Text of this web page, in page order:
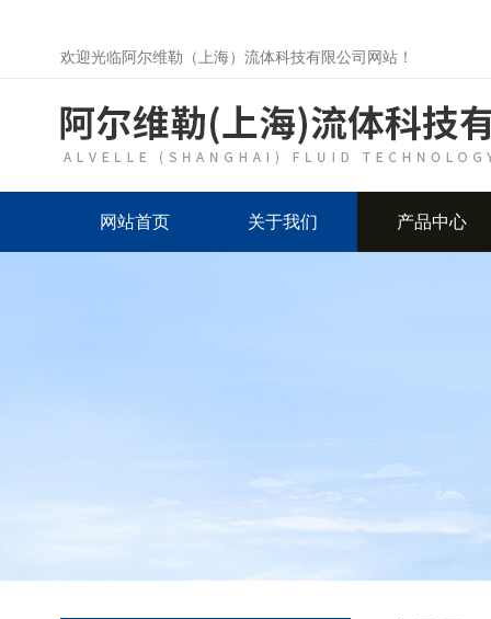
欢迎光临阿尔维勒（上海）流体科技有限公司网站！
网站首页 关于我们 产品中心